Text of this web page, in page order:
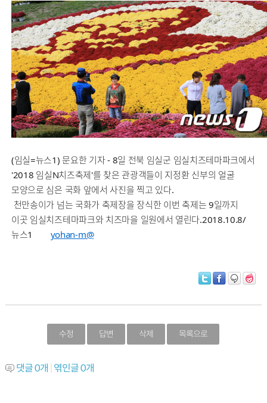
(임실=뉴스1) 문요한 기자 - 8일 전북 임실군 임실치즈테마파크에서
'2018 임실N치즈축제'를 찾은 관광객들이 지정환 신부의 얼굴
모양으로 심은 국화 앞에서 사진을 찍고 있다.
천만송이가 넘는 국화가 축제장을 장식한 이번 축제는 9일까지
이곳 임실치즈테마파크와 치즈마을 일원에서 열린다.2018.10.8/
뉴스1 yohan-m@
수정 답변 삭제 목록으로
댓글0개 엮인글0개